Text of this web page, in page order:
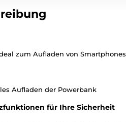
zum Aufladen von
Aufladen der Powerbank
für Ihre Sicherheit